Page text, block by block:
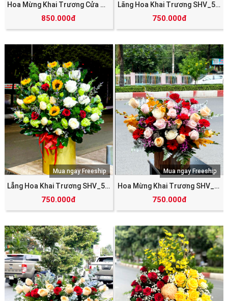
Hoa Mừng Khai Trương Cửa Hàng SHV_5771
850.000đ
Lãng Hoa Khai Trương SHV_5770
750.000đ
Lẵng Hoa Khai Trương SHV_5769
750.000đ
Mua ngay Freeship
Hoa Mừng Khai Trương SHV_5767
750.000đ
Mua ngay Freeship